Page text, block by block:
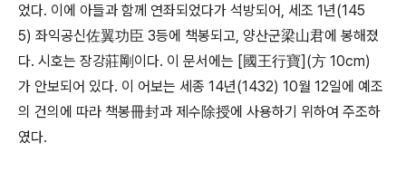
었다. 이에 아들과 함께 연좌되었다가 석방되어, 세조 1년(145
5) 좌익공신佐翼功臣 3등에 책봉되고, 양산군梁山君에 봉해졌
다. 시호는 장강莊剛이다. 이 문서에는 [國王行寶](方 10cm)
가 안보되어 있다. 이 어보는 세종 14년(1432) 10월 12일에 예조
의 건의에 따라 책봉冊封과 제수除授에 사용하기 위하여 주조하
였다.